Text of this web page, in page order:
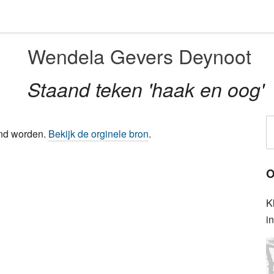
Wendela Gevers Deynoot
Staand teken 'haak en oog'
worden. Bekijk de orginele bron.